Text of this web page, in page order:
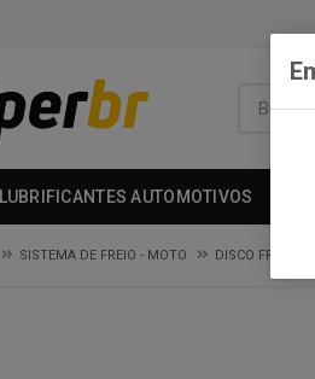
LUBRIFICANTES AUTOMOTIVOS
SISTEMA DE FREIO - MOTO DISCO FREIO -